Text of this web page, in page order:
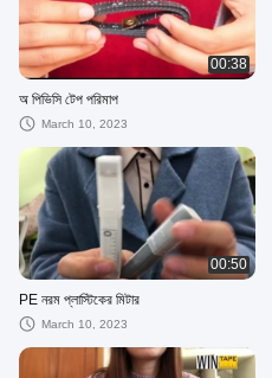
00:38
অ পিভিসি টেপ পরিমাপ
March 10, 2023
00:50
PE নরম প্লাস্টিকের মিটার
March 10, 2023